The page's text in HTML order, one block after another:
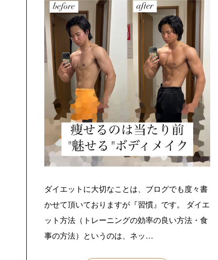
ダイエットに大切なことは、ブログでも度々書
かせて頂いておりますが『習慣』です。 ダイエ
ット方法（トレーニングの効率の良い方法・食
事の方法）というのは、ネッ…